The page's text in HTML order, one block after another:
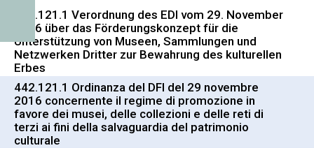
442.121.1 Verordnung des EDI vom 29. November
2016 über das Förderungskonzept für die
Unterstützung von Museen, Sammlungen und
Netzwerken Dritter zur Bewahrung des kulturellen
Erbes
442.121.1 Ordinanza del DFI del 29 novembre
2016 concernente il regime di promozione in
favore dei musei, delle collezioni e delle reti di
terzi ai fini della salvaguardia del patrimonio
culturale